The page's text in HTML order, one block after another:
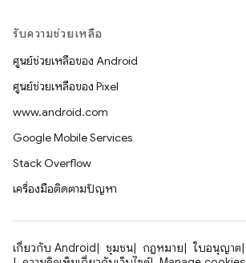
รับความช่วยเหลือ
ศูนย์ช่วยเหลือของ Android
ศูนย์ช่วยเหลือของ Pixel
www.android.com
Google Mobile Services
Stack Overflow
เครื่องมือติดตามปัญหา
เกี่ยวกับ Android ชุมชน กฎหมาย ใบอนุญาต